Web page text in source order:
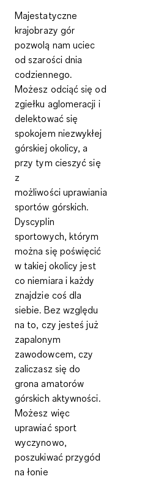
Majestatyczne
krajobrazy gór
pozwolą nam uciec
od szarości dnia
codziennego.
Możesz odciąć się od
zgiełku aglomeracji i
delektować się
spokojem niezwykłej
górskiej okolicy, a
przy tym cieszyć się
z
możliwości uprawiania
sportów górskich.
Dyscyplin
sportowych, którym
można się poświęcić
w takiej okolicy jest
co niemiara i każdy
znajdzie coś dla
siebie. Bez względu
na to, czy jesteś już
zapalonym
zawodowcem, czy
zaliczasz się do
grona amatorów
górskich aktywności.
Możesz więc
uprawiać sport
wyczynowo,
poszukiwać przygód
na łonie